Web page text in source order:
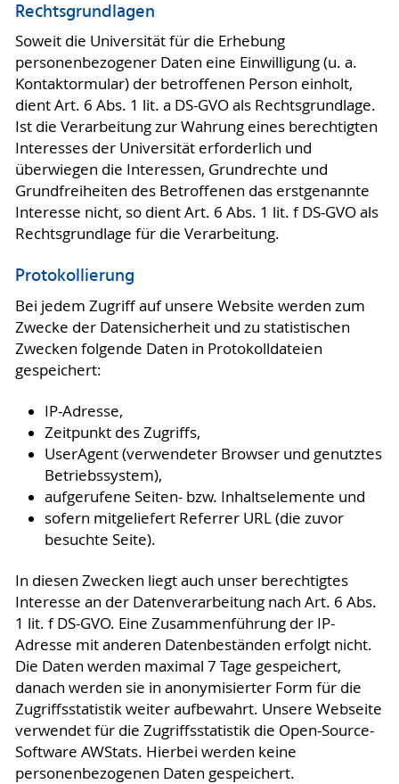
Rechtsgrundlagen
Soweit die Universität für die Erhebung
personenbezogener Daten eine Einwilligung (u. a.
Kontaktormular) der betroffenen Person einholt,
dient Art. 6 Abs. 1 lit. a DS-GVO als Rechtsgrundlage.
Ist die Verarbeitung zur Wahrung eines berechtigten
Interesses der Universität erforderlich und
überwiegen die Interessen, Grundrechte und
Grundfreiheiten des Betroffenen das erstgenannte
Interesse nicht, so dient Art. 6 Abs. 1 lit. f DS-GVO als
Rechtsgrundlage für die Verarbeitung.
Protokollierung
Bei jedem Zugriff auf unsere Website werden zum
Zwecke der Datensicherheit und zu statistischen
Zwecken folgende Daten in Protokolldateien
gespeichert:
IP-Adresse,
Zeitpunkt des Zugriffs,
UserAgent (verwendeter Browser und genutztes
Betriebssystem),
aufgerufene Seiten- bzw. Inhaltselemente und
sofern mitgeliefert Referrer URL (die zuvor
besuchte Seite).
In diesen Zwecken liegt auch unser berechtigtes
Interesse an der Datenverarbeitung nach Art. 6 Abs.
1 lit. f DS-GVO. Eine Zusammenführung der IP-
Adresse mit anderen Datenbeständen erfolgt nicht.
Die Daten werden maximal 7 Tage gespeichert,
danach werden sie in anonymisierter Form für die
Zugriffsstatistik weiter aufbewahrt. Unsere Webseite
verwendet für die Zugriffsstatistik die Open-Source-
Software AWStats. Hierbei werden keine
personenbezogenen Daten gespeichert.